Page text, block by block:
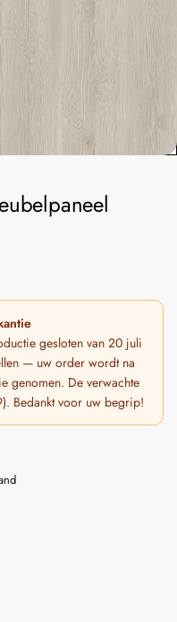
gesloten van 20 juli
— uw order wordt na
genomen. De verwachte
Bedankt voor uw begrip!